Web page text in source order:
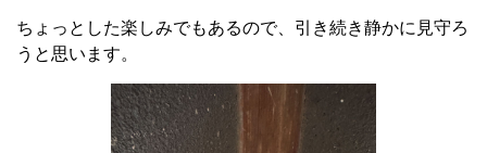
ちょっとした楽しみでもあるので、引き続き静かに見守ろ
うと思います。